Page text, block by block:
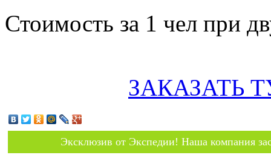
Стоимость за 1 чел при
ЗАКАЗАТЬ
Эксклюзив от Экспедии! Наша компания